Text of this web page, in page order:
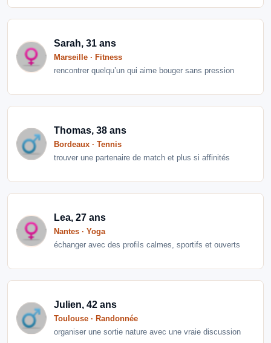
Sarah, 31 ans
Marseille · Fitness
rencontrer quelqu’un qui aime bouger sans pression
Thomas, 38 ans
Bordeaux · Tennis
trouver une partenaire de match et plus si affinités
Lea, 27 ans
Nantes · Yoga
échanger avec des profils calmes, sportifs et ouverts
Julien, 42 ans
Toulouse · Randonnée
organiser une sortie nature avec une vraie discussion